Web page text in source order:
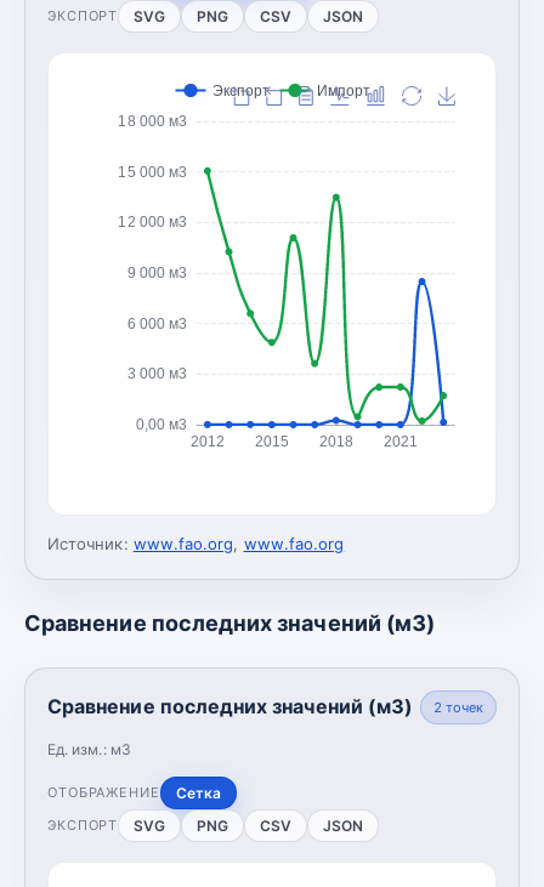
ЭКСПОРТ SVG PNG CSV JSON
0,00 м3
3 000 м3
6 000 м3
9 000 м3
12 000 м3
15 000 м3
18 000 м3
2012 2015 2018 2021
Экспорт Импорт
Источник: www.fao.org, www.fao.org
Сравнение последних значений (м3)
Сравнение последних значений (м3)
Ед. изм.: м3
2 точек
ОТОБРАЖЕНИЕ Сетка
ЭКСПОРТ SVG PNG CSV JSON